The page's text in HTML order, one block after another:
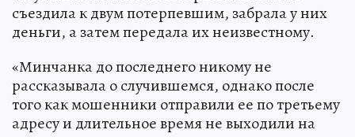
съездила к двум потерпевшим, забрала у них
деньги, а затем передала их неизвестному.
«Минчанка до последнего никому не
рассказывала о случившемся, однако после
того как мошенники отправили ее по третьему
адресу и длительное время не выходили на